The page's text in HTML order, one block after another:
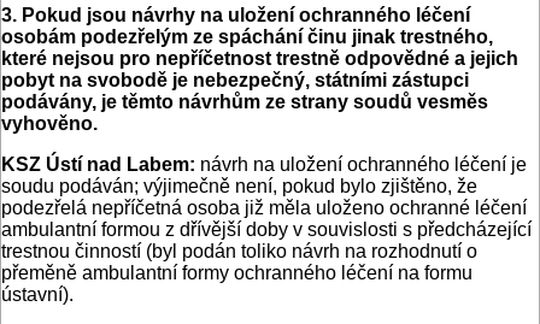
3. Pokud jsou návrhy na uložení ochranného léčení
osobám podezřelým ze spáchání činu jinak trestného,
které nejsou pro nepříčetnost trestně odpovědné a jejich
pobyt na svobodě je nebezpečný, státními zástupci
podávány, je těmto návrhům ze strany soudů vesměs
vyhověno.
KSZ Ústí nad Labem: návrh na uložení ochranného léčení je
soudu podáván; výjimečně není, pokud bylo zjištěno, že
podezřelá nepříčetná osoba již měla uloženo ochranné léčení
ambulantní formou z dřívější doby v souvislosti s předcházející
trestnou činností (byl podán toliko návrh na rozhodnutí o
přeměně ambulantní formy ochranného léčení na formu
ústavní).